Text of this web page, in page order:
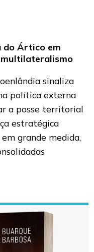
do Ártico em
sinaliza
política externa
a posse territorial
estratégica
grande medida,